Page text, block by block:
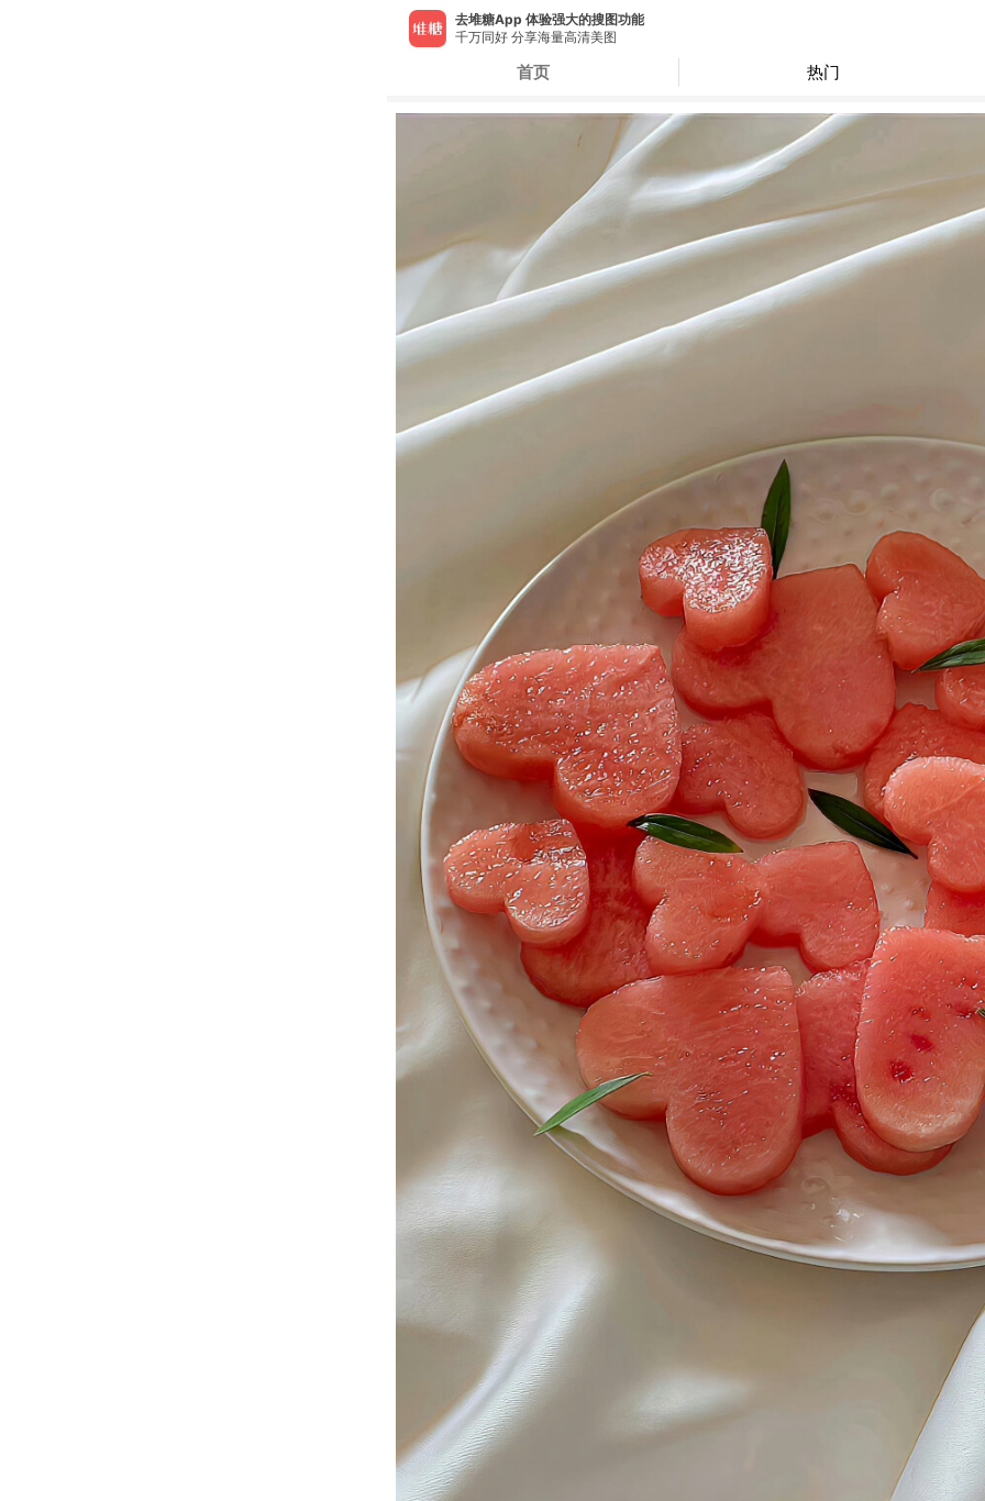
去堆糖App 体验强大的搜图功能
千万同好 分享海量高清美图
首页 热门